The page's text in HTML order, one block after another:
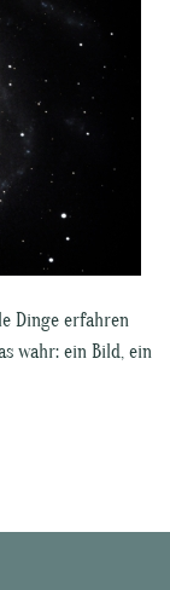
Dinge erfahren
wahr: ein Bild, ein